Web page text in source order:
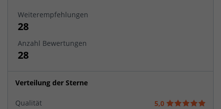
Weiterempfehlungen
28
Anzahl Bewertungen
28
Verteilung der Sterne
Qualität
5,0